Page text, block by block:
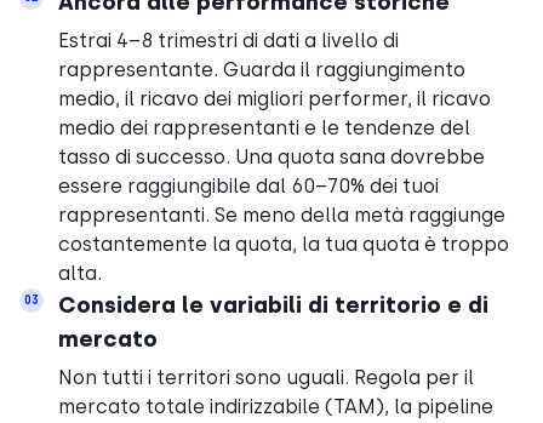
Estrai 4–8 trimestri di dati a livello di
rappresentante. Guarda il raggiungimento
medio, il ricavo dei migliori performer, il ricavo
medio dei rappresentanti e le tendenze del
tasso di successo. Una quota sana dovrebbe
essere raggiungibile dal 60–70% dei tuoi
rappresentanti. Se meno della metà raggiunge
costantemente la quota, la tua quota è troppo
alta.
03
Considera le variabili di territorio e di
mercato
Non tutti i territori sono uguali. Regola per il
mercato totale indirizzabile (TAM), la pipeline